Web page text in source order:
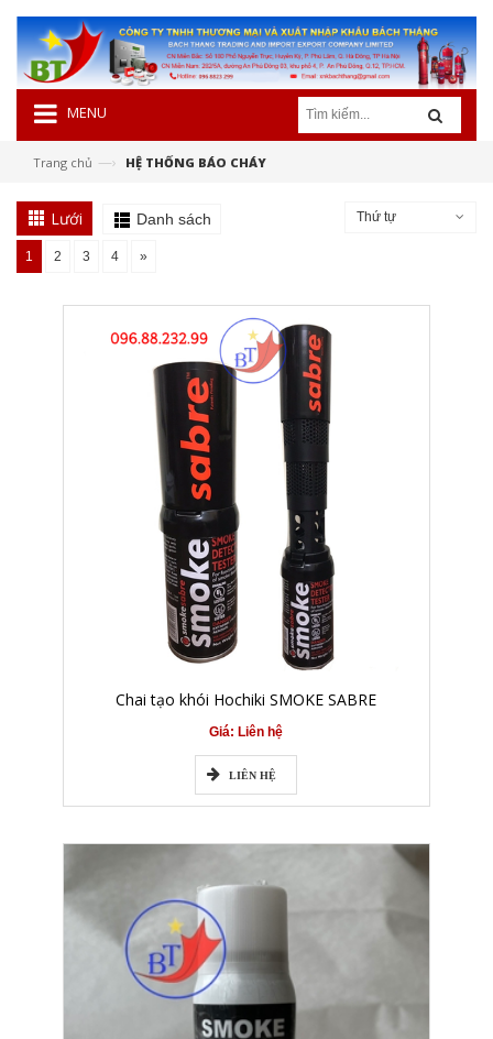
MENU
Trang chủ —› HỆ THỐNG BÁO CHÁY
Lưới Danh sách Thứ tự
1 2 3 4 »
Chai tạo khói Hochiki SMOKE SABRE
Giá: Liên hệ
LIÊN HỆ